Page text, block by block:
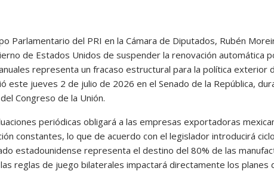
Parlamentario del PRI en la Cámara de Diputados, Rubén
de Estados Unidos de suspender la renovación automática
representa un fracaso estructural para la política exterior
este jueves 2 de julio de 2026 en el Senado de la República,
Congreso de la Unión.
periódicas obligará a las empresas exportadoras
constantes, lo que de acuerdo con el legislador introducirá
estadounidense representa el destino del 80% de las
reglas de juego bilaterales impactará directamente los planes